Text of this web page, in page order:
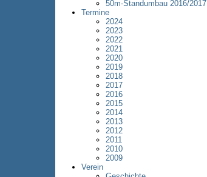
50m-Standumbau 2016/2017
Termine
2024
2023
2022
2021
2020
2019
2018
2017
2016
2015
2014
2013
2012
2011
2010
2009
Verein